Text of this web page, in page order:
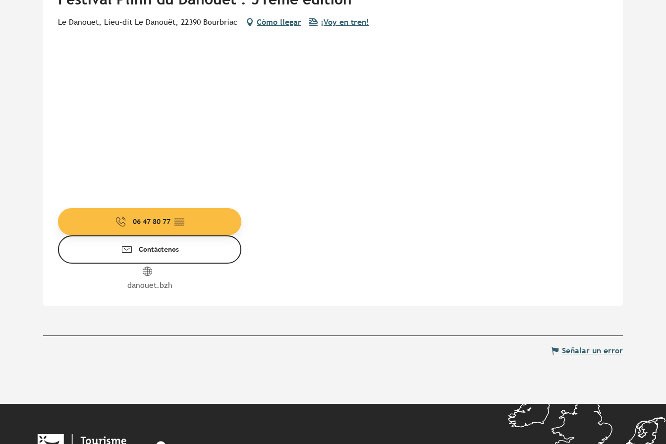
Le Danouet, Lieu-dit Le Danouët, 22390 Bourbriac Cómo llegar ¡Voy en tren!
06 47 80 77 ▒▒
Contáctenos
danouet.bzh
Señalar un error